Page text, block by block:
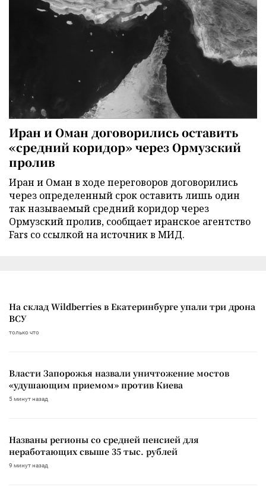
Иран и Оман договорились оставить
«средний коридор» через Ормузский
пролив
Иран и Оман в ходе переговоров договорились
через определенный срок оставить лишь один
так называемый средний коридор через
Ормузский пролив, сообщает иранское агентство
Fars со ссылкой на источник в МИД.
На склад Wildberries в Екатеринбурге упали три дрона
ВСУ
только что
Власти Запорожья назвали уничтожение мостов
«удушающим приемом» против Киева
5 минут назад
Названы регионы со средней пенсией для
неработающих свыше 35 тыс. рублей
9 минут назад